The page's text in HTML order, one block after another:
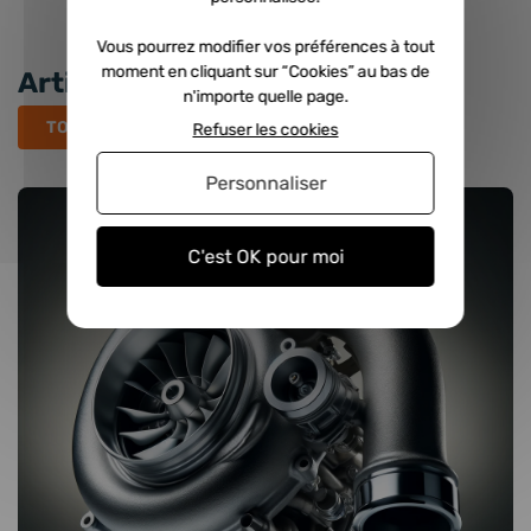
Articles récents
TOUS LES ARTICLES
Vous pourrez modifier vos préférences à tout
moment en cliquant sur “Cookies” au bas de
n'importe quelle page.
C'est OK pour moi
Refuser les cookies
Personnaliser